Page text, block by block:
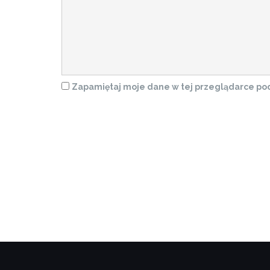
Zapamiętaj moje dane w tej przeglądarce